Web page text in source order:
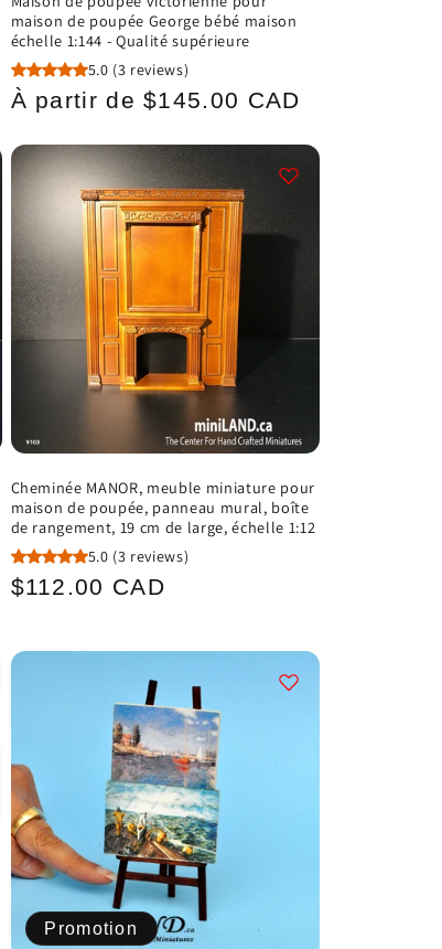
maison de poupée George bébé maison
échelle 1:144 - Qualité supérieure
5.0 (3 reviews)
Prix
À partir de $145.00 CAD
Cheminée MANOR, meuble miniature pour
maison de poupée, panneau mural, boîte
de rangement, 19 cm de large, échelle 1:12
5.0 (3 reviews)
Prix
$112.00 CAD
Promotion